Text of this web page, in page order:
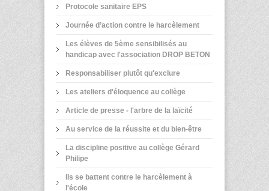
Protocole sanitaire EPS
Journée d’action contre le harcèlement
Les élèves de 5ème sensibilisés au
handicap avec l'association DROP BETON
Responsabiliser plutôt qu'exclure
Les ateliers d'éloquence au collège
Article de presse - l'arbre de la laïcité
Au service de la réussite et du bien-être
La discipline positive au collège Gérard
Philipe
Ils se battent contre le harcèlement à
l'école